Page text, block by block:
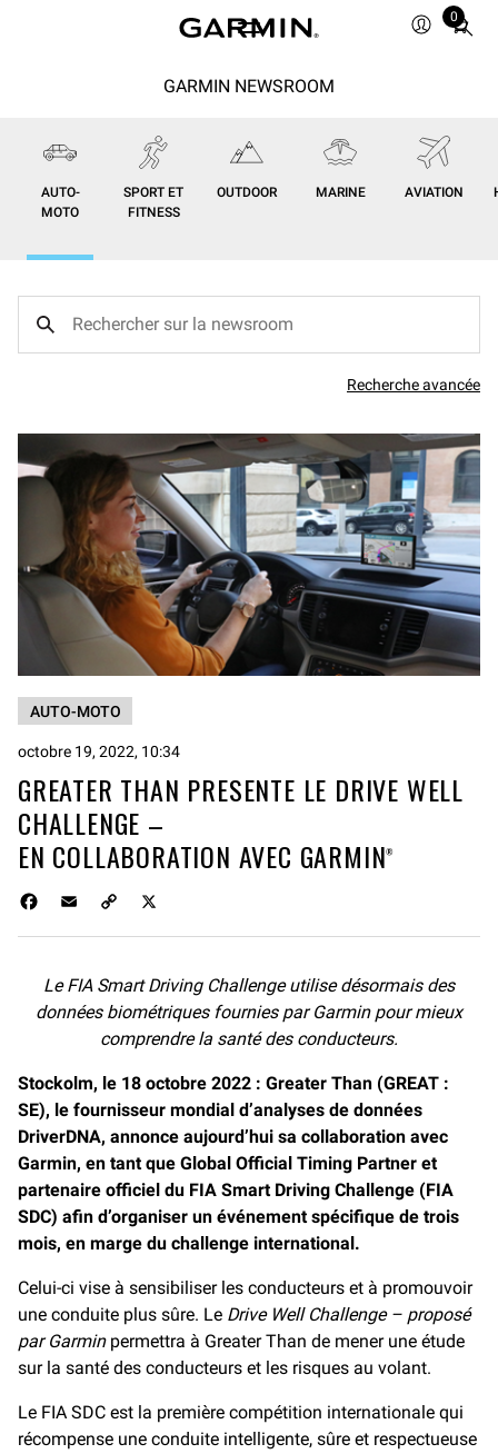
0
Total
GARMIN NEWSROOM
AUTO-
MOTO
SPORT ET
FITNESS
OUTDOOR MARINE AVIATION
Recherche avancée
AUTO-MOTO
octobre 19, 2022, 10:34
GREATER THAN PRESENTE LE DRIVE WELL
CHALLENGE –
EN COLLABORATION AVEC GARMIN®
b
o
l
L
i
n
Le FIA Smart Driving Challenge utilise désormais des
données biométriques fournies par Garmin pour mieux
comprendre la santé des conducteurs.
Stockolm, le 18 octobre 2022 : Greater Than (GREAT :
SE), le fournisseur mondial d’analyses de données
DriverDNA, annonce aujourd’hui sa collaboration avec
Garmin, en tant que Global Official Timing Partner et
partenaire officiel du FIA Smart Driving Challenge (FIA
SDC) afin d’organiser un événement spécifique de trois
mois, en marge du challenge international.
Celui-ci vise à sensibiliser les conducteurs et à promouvoir
une conduite plus sûre. Le Drive Well Challenge – proposé
par Garminpermettra à Greater Than de mener une étude
sur la santé des conducteurs et les risques au volant.
Le FIA SDC est la première compétition internationale qui
récompense une conduite intelligente, sûre et respectueuse